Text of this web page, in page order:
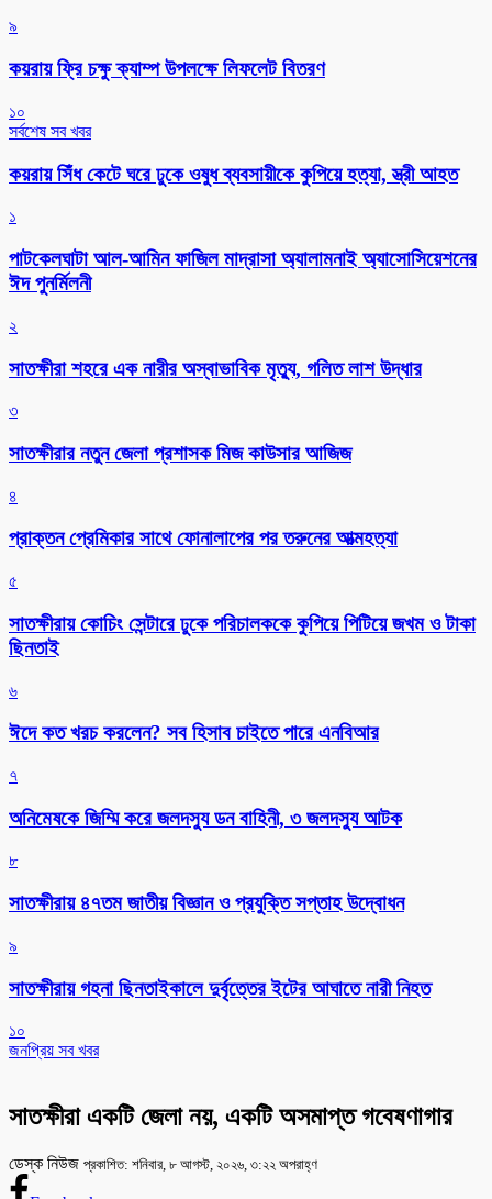
৯
কয়রায় ফ্রি চক্ষু ক্যাম্প উপলক্ষে লিফলেট বিতরণ
১০
সর্বশেষ সব খবর
কয়রায় সিঁধ কেটে ঘরে ঢুকে ওষুধ ব্যবসায়ীকে কুপিয়ে হত্যা, স্ত্রী আহত
১
পাটকেলঘাটা আল-আমিন ফাজিল মাদ্রাসা অ্যালামনাই অ্যাসোসিয়েশনের
ঈদ পুনর্মিলনী
২
সাতক্ষীরা শহরে এক নারীর অস্বাভাবিক মৃত্যু, গলিত লাশ উদ্ধার
৩
সাতক্ষীরার নতুন জেলা প্রশাসক মিজ কাউসার আজিজ
৪
প্রাক্তন প্রেমিকার সাথে ফোনালাপের পর তরুনের আত্মহত্যা
৫
সাতক্ষীরায় কোচিং সেন্টারে ঢুকে পরিচালককে কুপিয়ে পিটিয়ে জখম ও টাকা
ছিনতাই
৬
ঈদে কত খরচ করলেন? সব হিসাব চাইতে পারে এনবিআর
৭
অনিমেষকে জিম্মি করে জলদস্যু ডন বাহিনী, ৩ জলদস্যু আটক
৮
সাতক্ষীরায় ৪৭তম জাতীয় বিজ্ঞান ও প্রযুক্তি সপ্তাহ উদ্বোধন
৯
সাতক্ষীরায় গহনা ছিনতাইকালে দুর্বৃত্তের ইটের আঘাতে নারী নিহত
১০
জনপ্রিয় সব খবর
সাতক্ষীরা একটি জেলা নয়, একটি অসমাপ্ত গবেষণাগার
ডেস্ক নিউজ প্রকাশিত: শনিবার, ৮ আগস্ট, ২০২৬, ৩:২২ অপরাহ্ণ